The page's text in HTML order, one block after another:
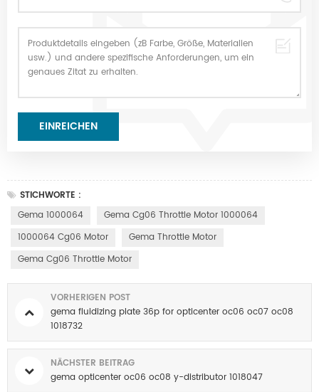
STICHWORTE :
Gema 1000064
Gema Cg06 Throttle Motor 1000064
1000064 Cg06 Motor
Gema Throttle Motor
Gema Cg06 Throttle Motor
VORHERIGEN POST
gema fluidizing plate 36p for opticenter oc06 oc07 oc08
1018732
NÄCHSTER BEITRAG
gema opticenter oc06 oc08 y-distributor 1018047